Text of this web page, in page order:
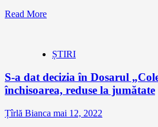
Read More
ȘTIRI
S-a dat decizia în Dosarul
închisoarea, reduse la jumătate
Țîrlă Bianca mai 12, 2022